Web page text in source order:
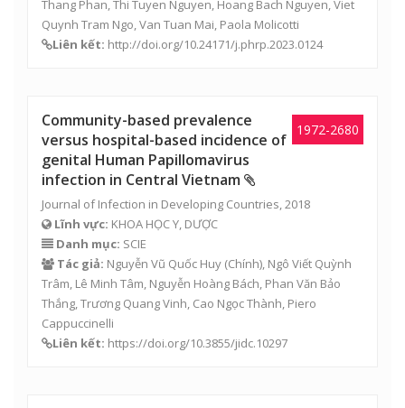
Thang Phan, Thi Tuyen Nguyen, Hoang Bach Nguyen,Viet
Quynh Tram Ngo, Van Tuan Mai, Paola Molicotti
Liên kết: http://doi.org/10.24171/j.phrp.2023.0124
1972-2680
Community-based prevalence
versus hospital-based incidence of
genital Human Papillomavirus
infection in Central Vietnam
Journal of Infection in Developing Countries, 2018
Lĩnh vực: KHOA HỌC Y, DƯỢC
Danh mục: SCIE
Tác giả: Nguyễn Vũ Quốc Huy (Chính), Ngô Viết Quỳnh
Trâm, Lê Minh Tâm, Nguyễn Hoàng Bách, Phan Văn Bảo
Thắng,Trương Quang Vinh, Cao Ngọc Thành, Piero
Cappuccinelli
Liên kết: https://doi.org/10.3855/jidc.10297